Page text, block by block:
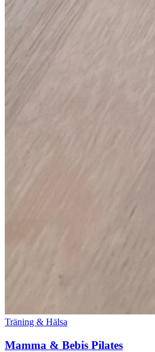
Träning & Hälsa
Mamma & Bebis Pilates